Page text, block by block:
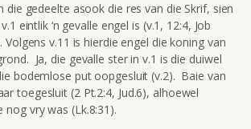
die gedeelte asook die res van die Skrif, sien
eintlik ‘n gevalle engel is (v.1, 12:4, Job
Volgens v.11 is hierdie engel die koning van
Ja, die gevalle ster in v.1 is die duiwel
bodemlose put oopgesluit (v.2). Baie van
toegesluit (2 Pt.2:4, Jud.6), alhoewel
nog vry was (Lk.8:31).